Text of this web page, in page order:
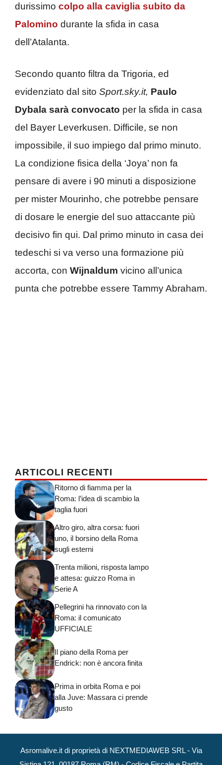
durissimo colpo alla caviglia subito da
Palomino durante la sfida in casa
dell’Atalanta.
Secondo quanto filtra da Trigoria, ed
evidenziato dal sito Sport.sky.it, Paulo
Dybala sarà convocato per la sfida in casa
del Bayer Leverkusen. Difficile, se non
impossibile, il suo impiego dal primo minuto.
La condizione fisica della ‘Joya’ non fa
pensare di avere i 90 minuti a disposizione
per mister Mourinho, che potrebbe pensare
di dosare le energie del suo attaccante più
decisivo fin qui. Dal primo minuto in casa dei
tedeschi si va verso una formazione più
accorta, con Wijnaldum vicino all’unica
punta che potrebbe essere Tammy Abraham.
ARTICOLI RECENTI
Ritorno di fiamma per la
Roma: l’idea di scambio la
taglia fuori
Altro giro, altra corsa: fuori
uno, il borsino della Roma
sugli esterni
Trenta milioni, risposta lampo
e attesa: guizzo Roma in
Serie A
Pellegrini ha rinnovato con la
Roma: il comunicato
UFFICIALE
Il piano della Roma per
Endrick: non è ancora finita
Prima in orbita Roma e poi
alla Juve: Massara ci prende
gusto
Asromalive.it di proprietà di NEXTMEDIAWEB SRL - Via